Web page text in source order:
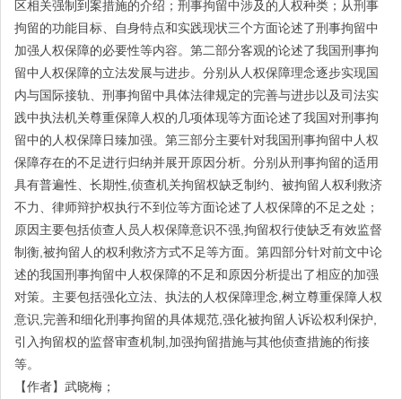
区相关强制到案措施的介绍；刑事拘留中涉及的人权种类；从刑事
拘留的功能目标、自身特点和实践现状三个方面论述了刑事拘留中
加强人权保障的必要性等内容。第二部分客观的论述了我国刑事拘
留中人权保障的立法发展与进步。分别从人权保障理念逐步实现国
内与国际接轨、刑事拘留中具体法律规定的完善与进步以及司法实
践中执法机关尊重保障人权的几项体现等方面论述了我国对刑事拘
留中的人权保障日臻加强。第三部分主要针对我国刑事拘留中人权
保障存在的不足进行归纳并展开原因分析。分别从刑事拘留的适用
具有普遍性、长期性,侦查机关拘留权缺乏制约、被拘留人权利救济
不力、律师辩护权执行不到位等方面论述了人权保障的不足之处；
原因主要包括侦查人员人权保障意识不强,拘留权行使缺乏有效监督
制衡,被拘留人的权利救济方式不足等方面。第四部分针对前文中论
述的我国刑事拘留中人权保障的不足和原因分析提出了相应的加强
对策。主要包括强化立法、执法的人权保障理念,树立尊重保障人权
意识,完善和细化刑事拘留的具体规范,强化被拘留人诉讼权利保护,
引入拘留权的监督审查机制,加强拘留措施与其他侦查措施的衔接
等。
【作者】武晓梅；